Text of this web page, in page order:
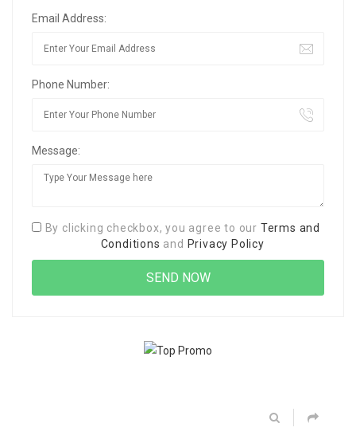
Email Address:
Phone Number:
Message:
By clicking checkbox, you agree to our Terms and
Conditions and Privacy Policy